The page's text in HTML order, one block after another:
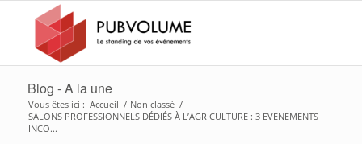
Blog - A la une
Vous êtes ici : Accueil / Non classé /
SALONS PROFESSIONNELS DÉDIÉS À L’AGRICULTURE : 3 EVENEMENTS
INCO...